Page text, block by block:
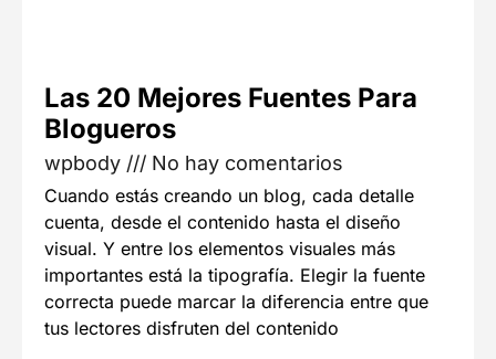
Las 20 Mejores Fuentes Para
Blogueros
wpbody No hay comentarios
Cuando estás creando un blog, cada detalle
cuenta, desde el contenido hasta el diseño
visual. Y entre los elementos visuales más
importantes está la tipografía. Elegir la fuente
correcta puede marcar la diferencia entre que
tus lectores disfruten del contenido